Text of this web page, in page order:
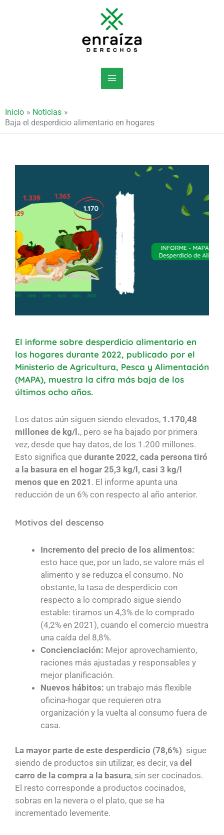
Inicio
Noticias
Baja el desperdicio alimentario en hogares
El informe sobre desperdicio alimentario en
los hogares durante 2022, publicado por el
Ministerio de Agricultura, Pesca y Alimentación
(MAPA), muestra la cifra más baja de los
últimos ocho años.
Los datos aún siguen siendo elevados, 1.170,48
millones de kg/l., pero se ha bajado por primera
vez, desde que hay datos, de los 1.200 millones.
Esto significa que durante 2022, cada persona tiró
a la basura en el hogar 25,3 kg/l, casi 3 kg/l
menos que en 2021 . El informe apunta una
reducción de un 6% con respecto al año anterior.
Motivos del descenso
Incremento del precio de los alimentos:
esto hace que, por un lado, se valore más el
alimento y se reduzca el consumo. No
obstante, la tasa de desperdicio con
respecto a lo comprado sigue siendo
estable: tiramos un 4,3% de lo comprado
(4,2% en 2021), cuando el comercio muestra
una caída del 8,8%.
Concienciación: Mejor aprovechamiento,
raciones más ajustadas y responsables y
mejor planificación.
Nuevos hábitos: un trabajo más flexible
oficina-hogar que requieren otra
organización y la vuelta al consumo fuera de
casa.
La mayor parte de este desperdicio (78,6%) sigue
siendo de productos sin utilizar, es decir, va del
carro de la compra a la basura, sin ser cocinados.
El resto corresponde a productos cocinados,
sobras en la nevera o el plato, que se ha
incrementado levemente.